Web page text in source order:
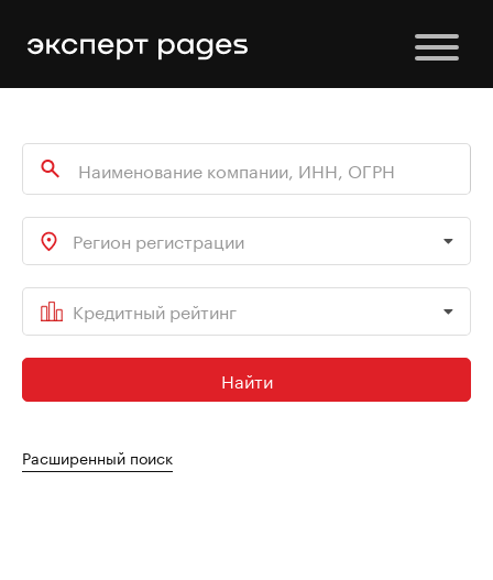
Регион регистрации
Кредитный рейтинг
Найти
Расширенный поиск